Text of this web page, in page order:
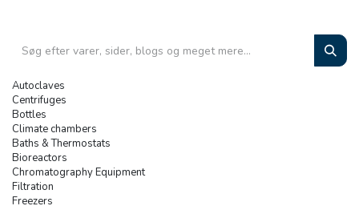
Autoclaves
Centrifuges
Bottles
Climate chambers
Baths & Thermostats
Bioreactors
Chromatography Equipment
Filtration
Freezers